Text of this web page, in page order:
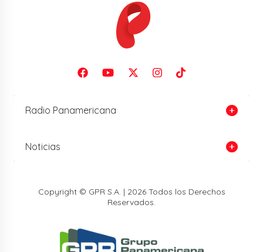
Radio Panamericana
Noticias
Copyright © GPR S.A. | 2026 Todos los Derechos
Reservados.